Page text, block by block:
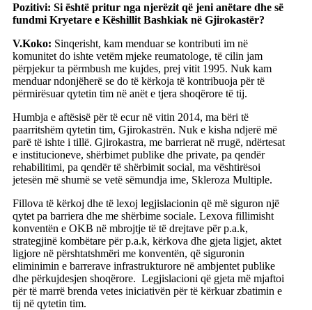
Pozitivi: Si është pritur nga njerëzit që jeni anëtare dhe së
fundmi Kryetare e Këshillit Bashkiak në Gjirokastër?
V.Koko: Sinqerisht, kam menduar se kontributi im në
komunitet do ishte vetëm mjeke reumatologe, të cilin jam
përpjekur ta përmbush me kujdes, prej vitit 1995. Nuk kam
menduar ndonjëherë se do të kërkoja të kontribuoja për të
përmirësuar qytetin tim në anët e tjera shoqërore të tij.
Humbja e aftësisë për të ecur në vitin 2014, ma bëri të
paarritshëm qytetin tim, Gjirokastrën. Nuk e kisha ndjerë më
parë të ishte i tillë. Gjirokastra, me barrierat në rrugë, ndërtesat
e institucioneve, shërbimet publike dhe private, pa qendër
rehabilitimi, pa qendër të shërbimit social, ma vështirësoi
jetesën më shumë se vetë sëmundja ime, Skleroza Multiple.
Fillova të kërkoj dhe të lexoj legjislacionin që më siguron një
qytet pa barriera dhe me shërbime sociale. Lexova fillimisht
konventën e OKB në mbrojtje të të drejtave për p.a.k,
strategjinë kombëtare për p.a.k, kërkova dhe gjeta ligjet, aktet
ligjore në përshtatshmëri me konventën, që siguronin
eliminimin e barrerave infrastrukturore në ambjentet publike
dhe përkujdesjen shoqërore. Legjislacioni që gjeta më mjaftoi
për të marrë brenda vetes iniciativën për të kërkuar zbatimin e
tij në qytetin tim.